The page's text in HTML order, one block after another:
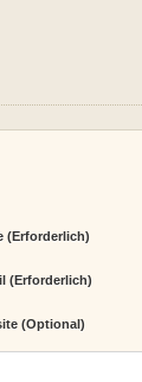
(erforderlich)
(erforderlich)
(Optional)